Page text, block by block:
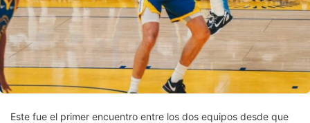
Este fue el primer encuentro entre los dos equipos desde que